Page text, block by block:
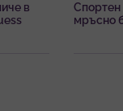
в
Спортен
мръсно